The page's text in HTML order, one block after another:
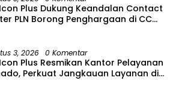
Icon Plus Dukung Keandalan Contact
PLN Borong Penghargaan di CCW
3, 2026 0 Komentar
Icon Plus Resmikan Kantor Pelayanan
Perkuat Jangkauan Layanan di